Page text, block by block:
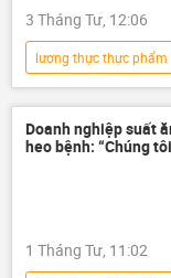
Trung Đông
Melania Trump
3 Tháng Tư, 12:06
lương thực thực phẩm
thông tin
an
thực phẩm
thịt heo
Doanh nghiệp suất
heo bệnh: “Chúng
1 Tháng Tư, 11:02